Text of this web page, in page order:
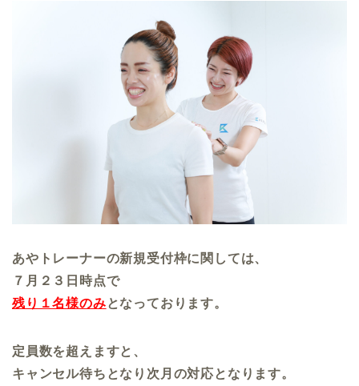
あやトレーナーの新規受付枠に関しては、
７月２３日時点で
残り１名様のみとなっております。
定員数を超えますと、
キャンセル待ちとなり次月の対応となります。